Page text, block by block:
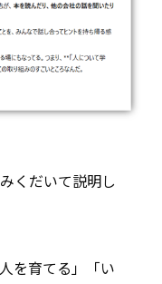
くだいて説明し
を育てる」「い